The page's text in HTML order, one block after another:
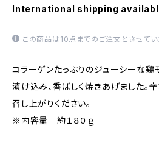
International shipping
この商品は10点までのご注文とさせてい
コラーゲンたっぷりのジューシーな鶏
漬け込み、香ばしく焼きあげました。
召し上がりください。
※内容量 約１８０ｇ